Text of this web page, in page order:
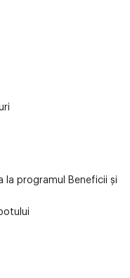
la programul Beneficii și